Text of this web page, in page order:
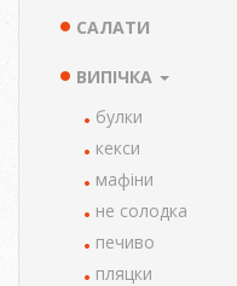
САЛАТИ
ВИПІЧКА
булки
кекси
мафіни
не солодка
печиво
пляцки